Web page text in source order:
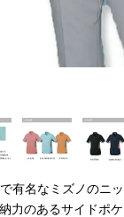
有名なミズノのニッ
力のあるサイドポ